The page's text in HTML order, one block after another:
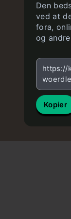
Den
ved at
fora,
og
https://
Kopier